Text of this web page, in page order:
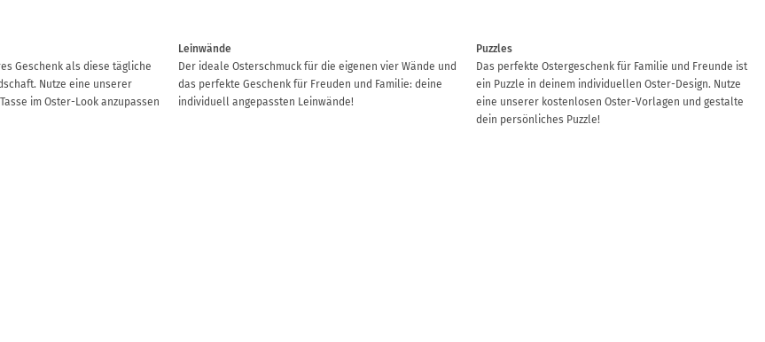
Geschenk als diese tägliche
Nutze eine unserer
im Oster-Look anzupassen
Leinwände
Der ideale Osterschmuck für die eigenen vier Wände und
das perfekte Geschenk für Freuden und Familie: deine
individuell angepassten Leinwände!
Puzzles
Das perfekte Ostergeschenk für Familie und Freunde ist
ein Puzzle in deinem individuellen Oster-Design. Nutze
eine unserer kostenlosen Oster-Vorlagen und gestalte
dein persönliches Puzzle!